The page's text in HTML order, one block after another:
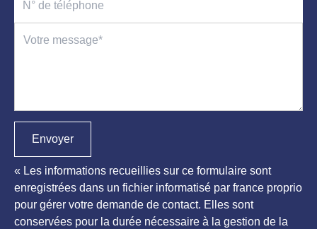
Envoyer
« Les informations recueillies sur ce formulaire sont
enregistrées dans un fichier informatisé par france proprio
pour gérer votre demande de contact. Elles sont
conservées pour la durée nécessaire à la gestion de la